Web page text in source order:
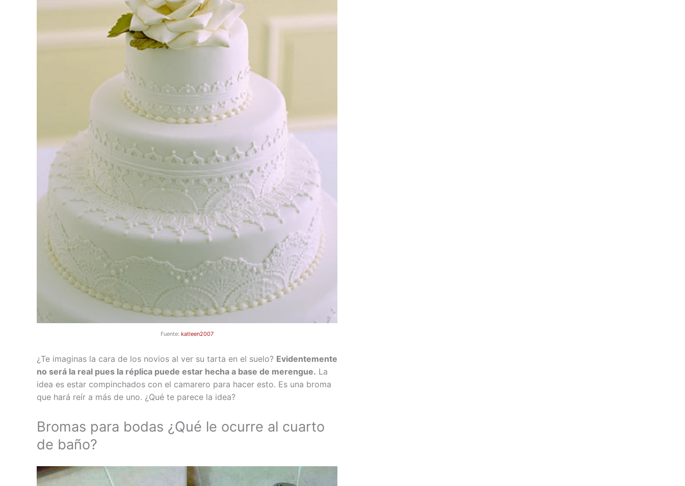
Fuente: katleen2007
¿Te imaginas la cara de los novios al ver su tarta en el suelo? Evidentemente
no será la real pues la réplica puede estar hecha a base de merengue. La
idea es estar compinchados con el camarero para hacer esto. Es una broma
que hará reír a más de uno. ¿Qué te parece la idea?
Bromas para bodas ¿Qué le ocurre al cuarto
de baño?